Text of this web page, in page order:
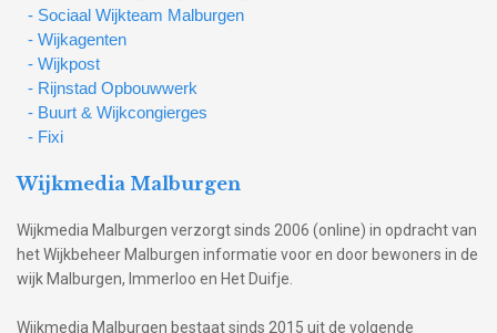
- Sociaal Wijkteam Malburgen
- Wijkagenten
- Wijkpost
- Rijnstad Opbouwwerk
- Buurt & Wijkcongierges
- Fixi
Wijkmedia Malburgen
Wijkmedia Malburgen verzorgt sinds 2006 (online) in opdracht van
het Wijkbeheer Malburgen informatie voor en door bewoners in de
wijk Malburgen, Immerloo en Het Duifje.
Wijkmedia Malburgen bestaat sinds 2015 uit de volgende